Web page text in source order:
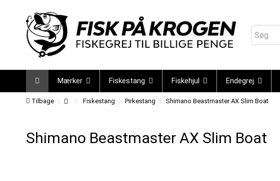
Mærker Fiskestang Fiskehjul Endegrej
Tilbage Fiskestang Pirkestang Shimano Beastmaster AX Slim Boat
Shimano Beastmaster AX Slim Boat